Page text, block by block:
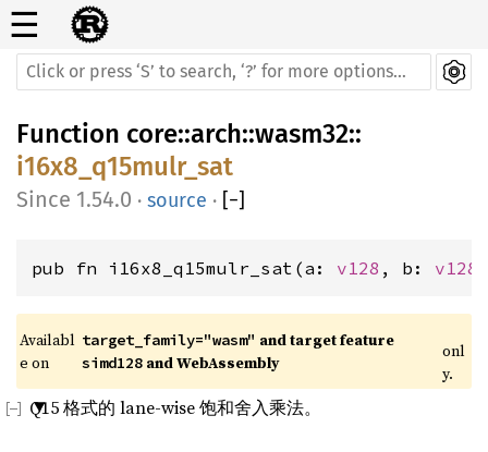
☰
Function core::arch::wasm32::
i16x8_q15mulr_sat
1.54.0 · source · [−]
pub fn i16x8_q15mulr_sat(a: v128 , b: v128
Availabl
e on
target_family="wasm" and target feature
simd128 and WebAssembly
onl
y.
Q15 格式的 lane-wise 饱和舍入乘法。